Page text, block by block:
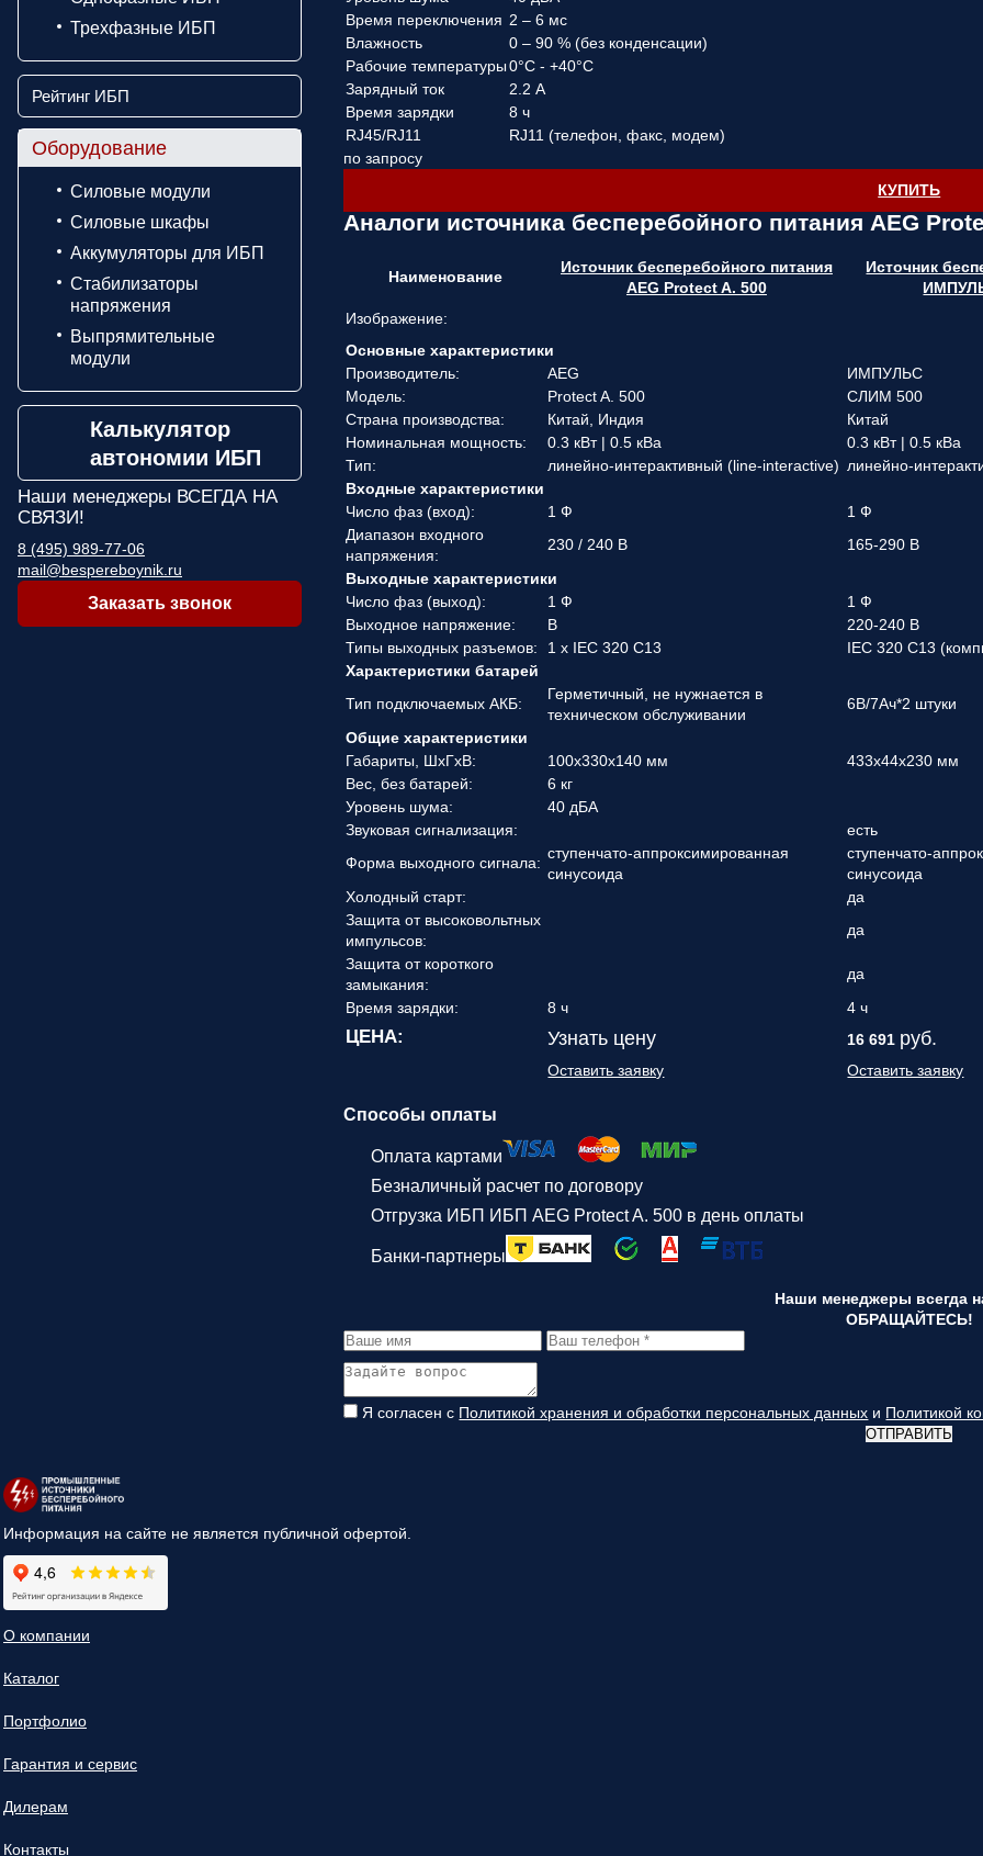
Трехфазные ИБП
Рейтинг ИБП
Оборудование
Силовые модули
Силовые шкафы
Аккумуляторы для ИБП
Стабилизаторы
напряжения
Выпрямительные
модули
Калькулятор
автономии ИБП
Наши менеджеры ВСЕГДА НА
СВЯЗИ!
8 (495) 989-77-06
mail@bespereboynik.ru
Заказать звонок
Время переключения 2 – 6 мс
Влажность
0 – 90 % (без конденсации)
Рабочие температуры 0°C - +40°C
Зарядный ток
2.2 А
Время зарядки
8 ч
RJ45/RJ11
RJ11 (телефон, факс, модем)
по запросу
КУПИТЬ
Аналоги источника бесперебойного питания AEG
Наименование
Источник бесперебойного питания
AEG Protect A. 500
Источник
Изображение:
Основные характеристики
Производитель:
AEG ИМПУЛЬС
Модель:
Protect A. 500 СЛИМ 500
Страна производства:
Китай, Индия Китай
Номинальная мощность:
0.3 кВт | 0.5 кВа 0.3 кВт | 0.5 кВа
Тип:
линейно-интерактивный (line-interactive) линейно-
Входные характеристики
Число фаз (вход):
1 Ф 1 Ф
Диапазон входного
напряжения:
230 / 240 В 165-290 В
Выходные характеристики
Число фаз (выход):
1 Ф 1 Ф
Выходное напряжение:
В 220-240 В
Типы выходных разъемов:
1 x IEC 320 C13 IEC 320 C13
Характеристики батарей
Тип подключаемых АКБ:
Герметичный, не нужнается в
техническом обслуживании
6В/7Ач*2 штуки
Общие характеристики
Габариты, ШхГхВ:
100х330х140 мм 433x44x230 мм
Вес, без батарей:
6 кг
Уровень шума:
40 дБА
Звуковая сигнализация:
есть
Форма выходного сигнала:
ступенчато-аппроксимированная
синусоида
ступенчато-
синусоида
Холодный старт:
да
Защита от высоковольтных
импульсов:
да
Защита от короткого
замыкания:
да
Время зарядки:
8 ч 4 ч
ЦЕНА: Узнать цену 16 691 руб.
Оставить заявку Оставить заявку
Способы оплаты
Оплата картами
Безналичный расчет по договору
Отгрузка ИБП ИБП AEG Protect A. 500 в день оплаты
Банки-партнеры
Наши менеджеры всегда
ОБРАЩАЙТЕСЬ!
Я согласен с Политикой хранения и обработки персональных данных и Политикой
ОТПРАВИТЬ
Информация на сайте не является публичной офертой.
О компании
Каталог
Портфолио
Гарантия и сервис
Дилерам
Контакты